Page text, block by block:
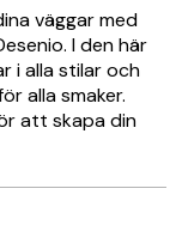
väggar med
I den här
i alla stilar och
alla smaker.
att skapa din